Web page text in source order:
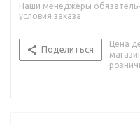
Наши менеджеры
условия заказа
Поделиться
Цена